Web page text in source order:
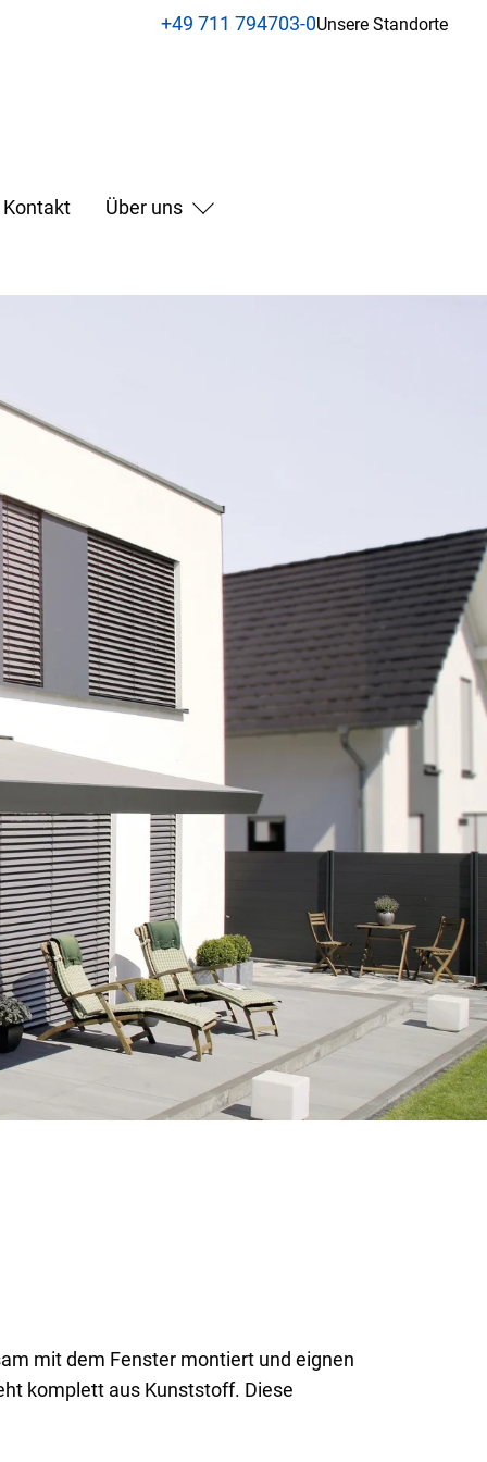
+49 711 794703-0Unsere Standorte
Kontakt Über uns
mit dem Fenster montiert und eignen
komplett aus Kunststoff. Diese